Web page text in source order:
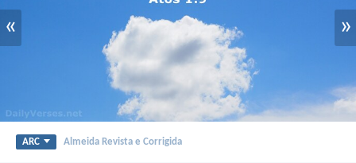
« »
ARC Almeida Revista e Corrigida